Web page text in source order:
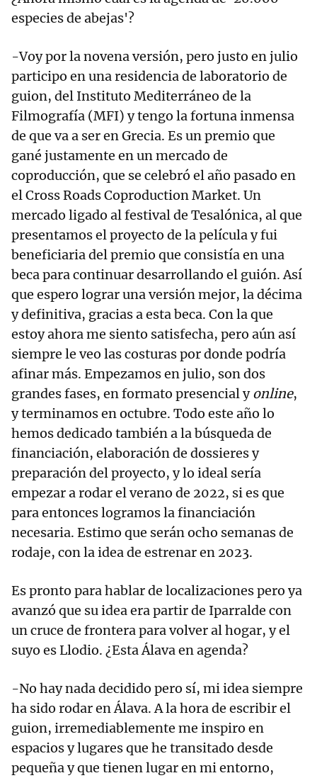
especies de abejas'?
-Voy por la novena versión, pero justo en julio
participo en una residencia de laboratorio de
guion, del Instituto Mediterráneo de la
Filmografía (MFI) y tengo la fortuna inmensa
de que va a ser en Grecia. Es un premio que
gané justamente en un mercado de
coproducción, que se celebró el año pasado en
el Cross Roads Coproduction Market. Un
mercado ligado al festival de Tesalónica, al que
presentamos el proyecto de la película y fui
beneficiaria del premio que consistía en una
beca para continuar desarrollando el guión. Así
que espero lograr una versión mejor, la décima
y definitiva, gracias a esta beca. Con la que
estoy ahora me siento satisfecha, pero aún así
siempre le veo las costuras por donde podría
afinar más. Empezamos en julio, son dos
grandes fases, en formato presencial yonline,
y terminamos en octubre. Todo este año lo
hemos dedicado también a la búsqueda de
financiación, elaboración de dossieres y
preparación del proyecto, y lo ideal sería
empezar a rodar el verano de 2022, si es que
para entonces logramos la financiación
necesaria. Estimo que serán ocho semanas de
rodaje, con la idea de estrenar en 2023.
Es pronto para hablar de localizaciones pero ya
avanzó que su idea era partir de Iparralde con
un cruce de frontera para volver al hogar, y el
suyo es Llodio. ¿Esta Álava en agenda?
-No hay nada decidido pero sí, mi idea siempre
ha sido rodar en Álava. A la hora de escribir el
guion, irremediablemente me inspiro en
espacios y lugares que he transitado desde
pequeña y que tienen lugar en mi entorno,